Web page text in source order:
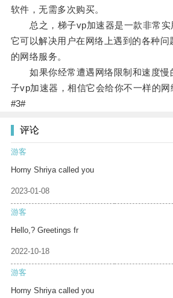
软件，无需多次购买。
总之，梯子vp加速器是一款非常实
它可以解决用户在网络上遇到的各种问
的网络服务。
如果你经常遭遇网络限制和速度慢
子vp加速器，相信它会给你不一样的网
#3#
评论
游客
Horny Shriya called you
2023-01-08
游客
Hello,? Greetings fr
2022-10-18
游客
Horny Shriya called you